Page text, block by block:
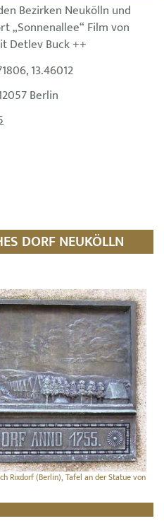
Bezirken Neukölln und
„Sonnenallee“ Film von
Detlev Buck ++
13.46012
Berlin
DORF NEUKÖLLN
Rixdorf (Berlin), Tafel an der Statue von